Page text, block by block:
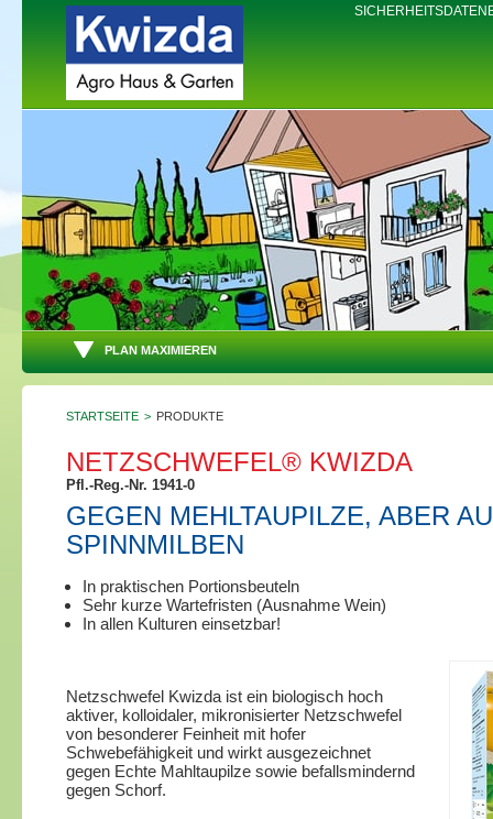
PLAN MAXIMIEREN
STARTSEITE > PRODUKTE
NETZSCHWEFEL® KWIZDA
Pfl.-Reg.-Nr. 1941-0
GEGEN MEHLTAUPILZE, ABER
SPINNMILBEN
In praktischen Portionsbeuteln
Sehr kurze Wartefristen (Ausnahme Wein)
In allen Kulturen einsetzbar!
Netzschwefel Kwizda ist ein biologisch hoch
aktiver, kolloidaler, mikronisierter Netzschwefel
von besonderer Feinheit mit hofer
Schwebefähigkeit und wirkt ausgezeichnet
gegen Echte Mahltaupilze sowie befallsmindernd
gegen Schorf.